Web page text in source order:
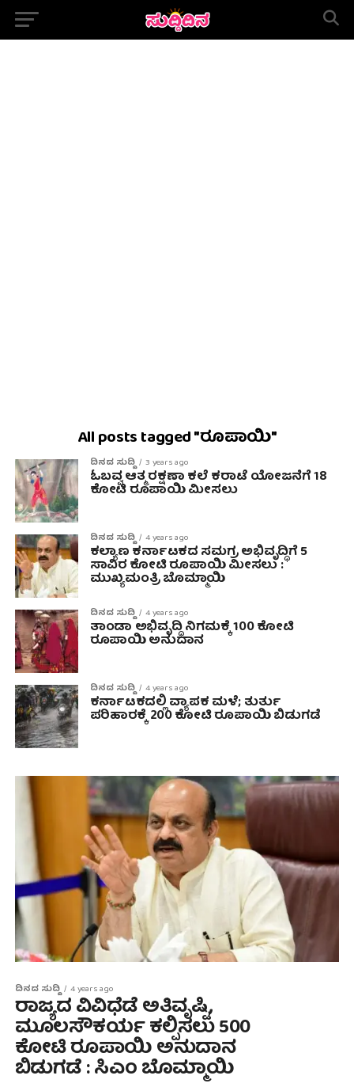
All posts tagged "ರೂಪಾಯಿ"
ದಿನದ ಸುದ್ದಿ 3 years ago
ಓಬವ್ವ ಆತ್ಮ ರಕ್ಷಣಾ ಕಲೆ ಕರಾಟೆ ಯೋಜನೆಗೆ 18
ಕೋಟಿ ರೂಪಾಯಿ ಮೀಸಲು
ದಿನದ ಸುದ್ದಿ 4 years ago
ಕಲ್ಯಾಣ ಕರ್ನಾಟಕದ ಸಮಗ್ರ ಅಭಿವೃದ್ಧಿಗೆ 5
ಸಾವಿರ ಕೋಟಿ ರೂಪಾಯಿ ಮೀಸಲು :
ಮುಖ್ಯಮಂತ್ರಿ ಬೊಮ್ಮಾಯಿ
ದಿನದ ಸುದ್ದಿ 4 years ago
ತಾಂಡಾ ಅಭಿವೃದ್ಧಿ ನಿಗಮಕ್ಕೆ 100 ಕೋಟಿ
ರೂಪಾಯಿ ಅನುದಾನ
ದಿನದ ಸುದ್ದಿ 4 years ago
ಕರ್ನಾಟಕದಲ್ಲಿ ವ್ಯಾಪಕ ಮಳೆ; ತುರ್ತು
ಪರಿಹಾರಕ್ಕೆ 200 ಕೋಟಿ ರೂಪಾಯಿ ಬಿಡುಗಡೆ
ದಿನದ ಸುದ್ದಿ 4 years ago
ರಾಜ್ಯದ ವಿವಿಧೆಡೆ ಅತಿವೃಷ್ಟಿ,
ಮೂಲಸೌಕರ್ಯ ಕಲ್ಪಿಸಲು 500
ಕೋಟಿ ರೂಪಾಯಿ ಅನುದಾನ
ಬಿಡುಗಡೆ : ಸಿಎಂ ಬೊಮ್ಮಾಯಿ